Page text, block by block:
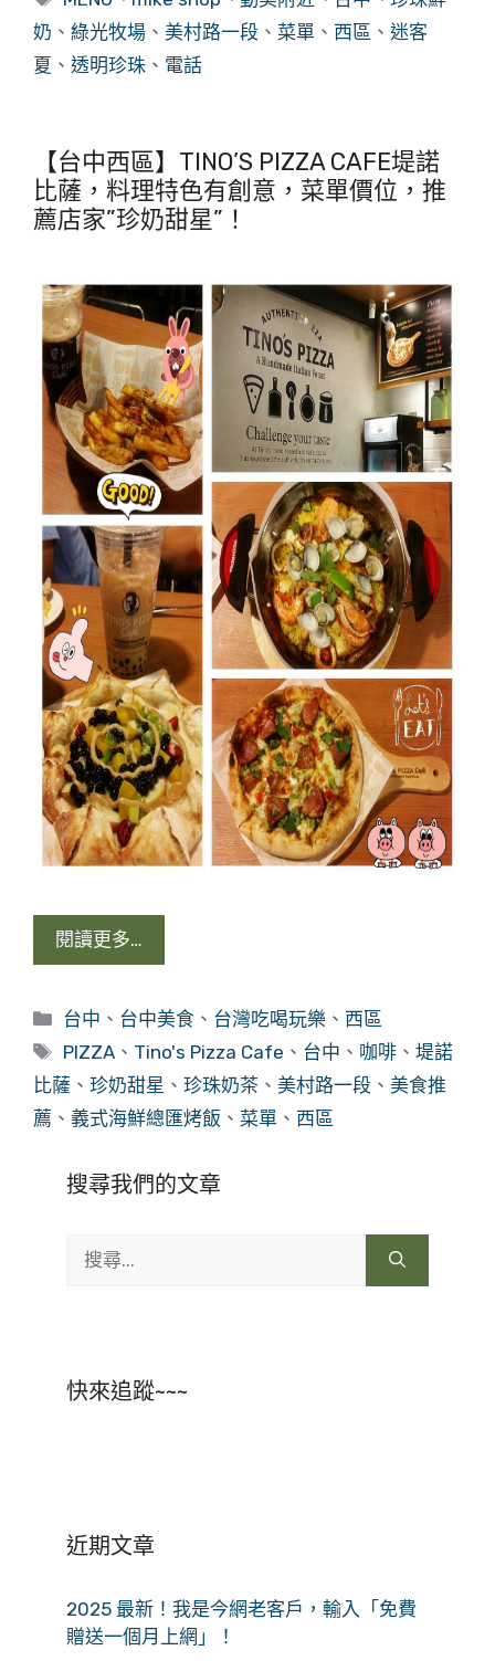
籤
奶 、 綠光牧場 、 美村路一段 、 菜單 、 西區 、 迷客
夏 、 透明珍珠 、 電話
【台中西區】TINO’S PIZZA CAFE堤諾
比薩，料理特色有創意，菜單價位，推
薦店家”珍奶甜星”！
閱讀更多…
分
類
台中 、 台中美食 、 台灣吃喝玩樂 、 西區
標
籤
PIZZA 、 Tino's Pizza Cafe 、 台中 、 咖啡 、堤諾
比薩 、 珍奶甜星 、 珍珠奶茶 、 美村路一段 、 美食推
薦 、 義式海鮮總匯烤飯 、 菜單 、 西區
搜尋我們的文章
尋:
快來追蹤~~~
近期文章
2025 最新！我是今網老客戶，輸入「免費
贈送一個月上網」！